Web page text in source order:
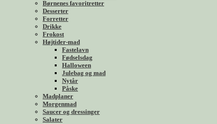
Børnenes favoritretter
Desserter
Forretter
Drikke
Frokost
Højtider-mad
Fastelavn
Fødselsdag
Halloween
Julebag og mad
Nytår
Påske
Madplaner
Morgenmad
Saucer og dressinger
Salater